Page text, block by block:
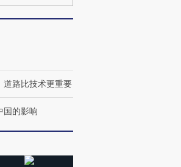
寻找100种
方式·第三对
CFO：不靠规模取胜，华
住三大增长引擎是什么？
道路比技术更重要
国的影响